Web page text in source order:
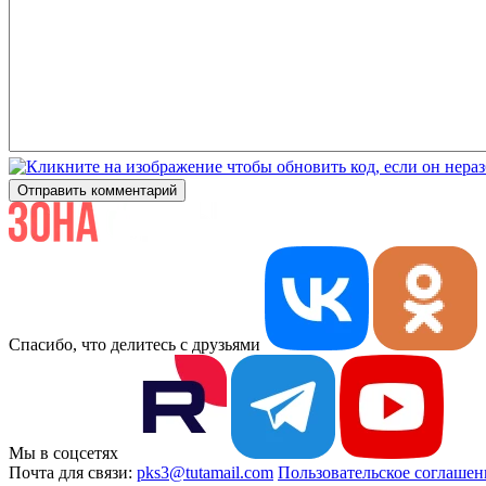
Отправить комментарий
Спасибо, что делитесь с друзьями
Мы в соцсетях
Почта для связи: pks3@tutamail.com Пользовательское